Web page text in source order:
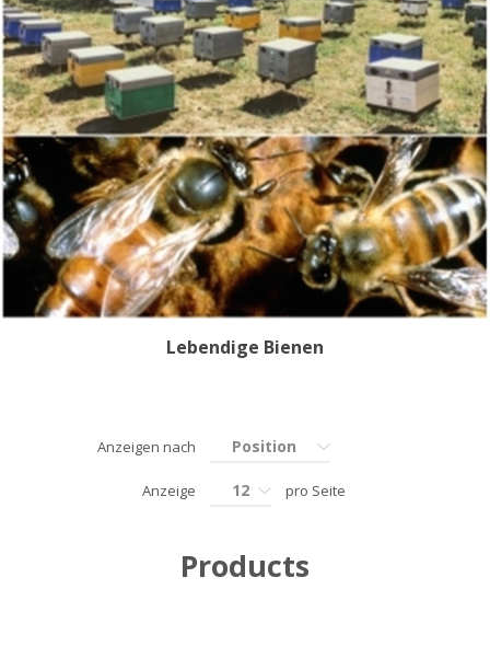
Lebendige Bienen
Anzeigen nach Position
Anzeige 12 pro Seite
Products